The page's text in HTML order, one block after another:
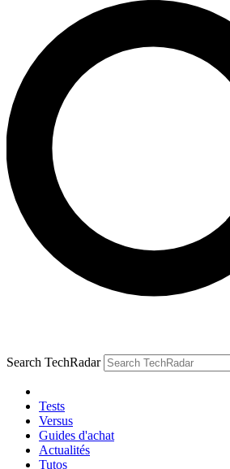
Search TechRadar
Tests
Versus
Guides d'achat
Actualités
Tutos